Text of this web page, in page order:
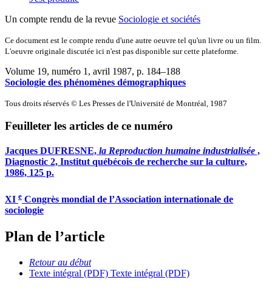
Un compte rendu de la revue Sociologie et sociétés
Ce document est le compte rendu d'une autre oeuvre tel qu'un livre ou un film.
L'oeuvre originale discutée ici n'est pas disponible sur cette plateforme.
Volume 19, numéro 1, avril 1987, p. 184–188
Sociologie des phénomènes démographiques
Tous droits réservés © Les Presses de l'Université de Montréal, 1987
Feuilleter les articles de ce numéro
Jacques DUFRESNE, la Reproduction humaine industrialisée ,
Diagnostic 2, Institut québécois de recherche sur la culture,
1986, 125 p.
XI e Congrès mondial de l’Association internationale de
sociologie
Plan de l’article
Retour au début
Texte intégral (PDF) Texte intégral (PDF)